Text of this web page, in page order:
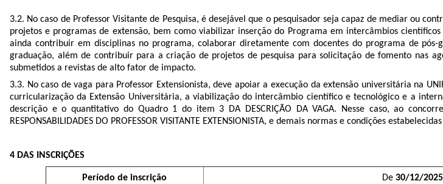
3.2. No caso de Professor Visitante de Pesquisa, é desejável que o pesquisador seja capaz de mediar ou
projetos e programas de extensão, bem como viabilizar inserção do Programa em intercâmbios
ainda contribuir em disciplinas no programa, colaborar diretamente com docentes do programa de
graduação, além de contribuir para a criação de projetos de pesquisa para solicitação de fomento nas
submetidos a revistas de alto fator de impacto.
3.3. No caso de vaga para Professor Extensionista, deve apoiar a execução da extensão universitária na
curricularização da Extensão Universitária, a viabilização do intercâmbio científico e tecnológico e a
descrição e o quantitativo do Quadro 1 do item 3 DA DESCRIÇÃO DA VAGA. Nesse caso, ao
RESPONSABILIDADES DO PROFESSOR VISITANTE EXTENSIONISTA, e demais normas e condições
4 DAS INSCRIÇÕES
Período de inscrição De 30/12/